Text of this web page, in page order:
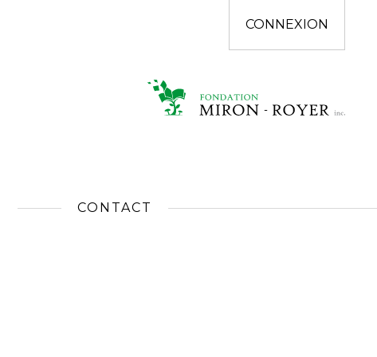
CONNEXION
CONTACT